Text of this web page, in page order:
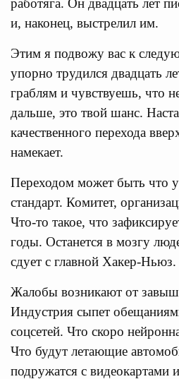
работяга. Он двадцать лет
и, наконец, выстрелил им.
Этим я подвожу вас к
упорно трудился двадцать
граблям и чувствуешь, что
дальше, это твой шанс.
качественного перехода
намекает.
Переходом может быть что
стандарт. Комитет,
Что-то такое, что
годы. Останется в мозгу
сдует с главной Хакер-Ньюз.
Жалобы возникают от
Индустрия сыпет
соцсетей. Что скоро
Что будут летающие
подружатся с видеокартами